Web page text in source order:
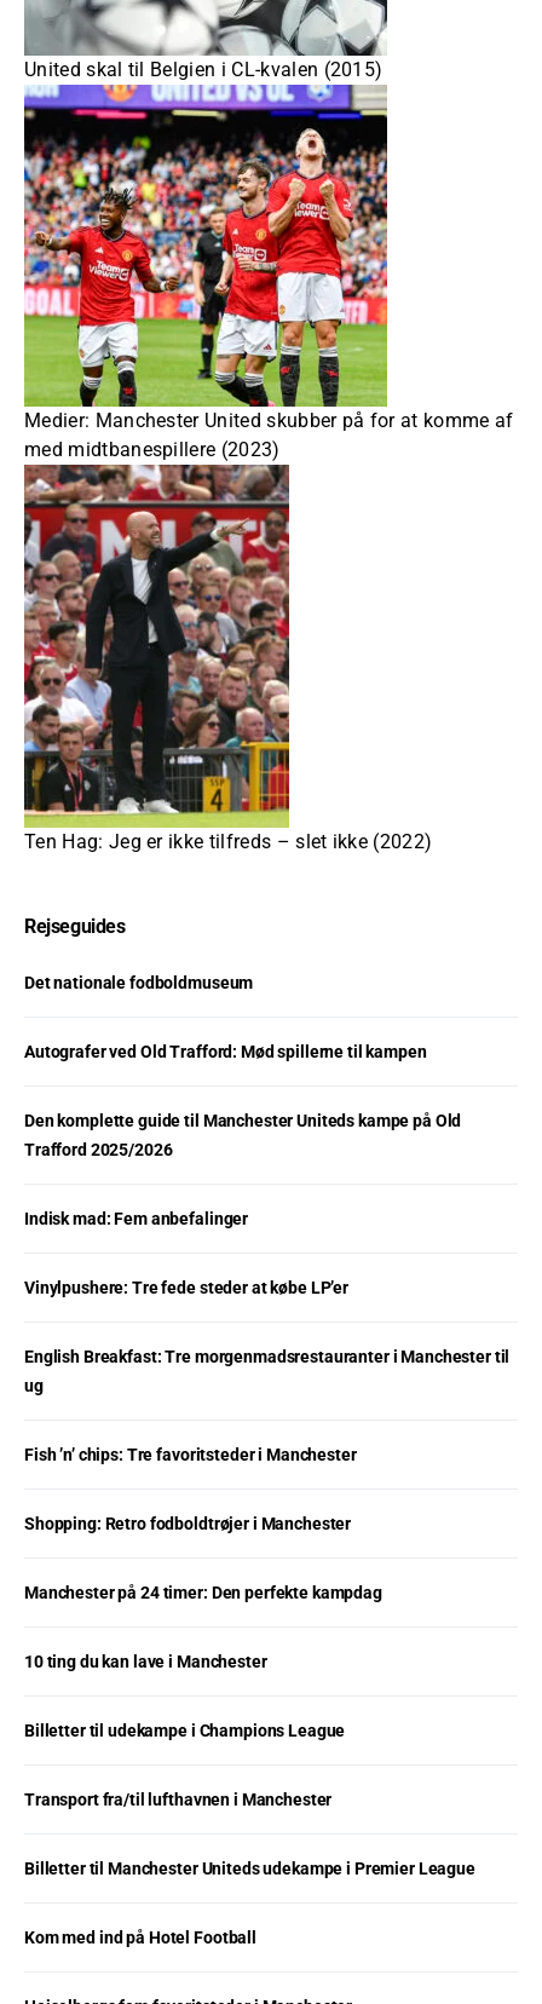
United skal til Belgien i CL-kvalen (2015)
Medier: Manchester United skubber på for at komme af
med midtbanespillere (2023)
Ten Hag: Jeg er ikke tilfreds – slet ikke (2022)
Rejseguides
Det nationale fodboldmuseum
Autografer ved Old Trafford: Mød spillerne til kampen
Den komplette guide til Manchester Uniteds kampe på Old
Trafford 2025/2026
Indisk mad: Fem anbefalinger
Vinylpushere: Tre fede steder at købe LP’er
English Breakfast: Tre morgenmadsrestauranter i Manchester til
ug
Fish ’n’ chips: Tre favoritsteder i Manchester
Shopping: Retro fodboldtrøjer i Manchester
Manchester på 24 timer: Den perfekte kampdag
10 ting du kan lave i Manchester
Billetter til udekampe i Champions League
Transport fra/til lufthavnen i Manchester
Billetter til Manchester Uniteds udekampe i Premier League
Kom med ind på Hotel Football